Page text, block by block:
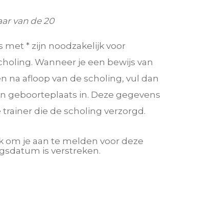
van de 20
met * zijn noodzakelijk voor
Wanneer je een bewijs van
na afloop van de scholing, vul dan
geboorteplaats in. Deze gegevens
die de scholing verzorgd.
om je aan te melden voor deze
is verstreken.